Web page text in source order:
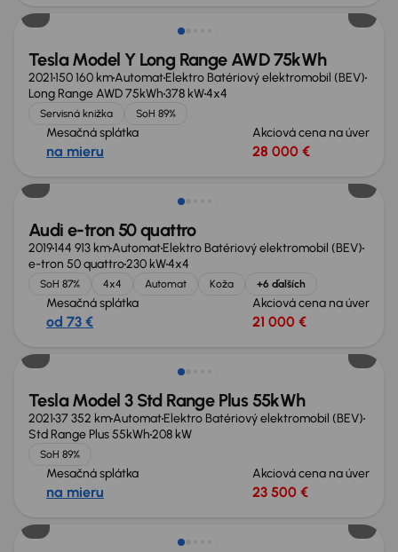
Tesla Model Y Long Range AWD 75kWh
2021150 160 kmAutomatElektro Batériový elektromobil (BEV)
Long Range AWD 75kWh378 kW4x4
Servisná knižka SoH 89%
Mesačná splátka
na mieru
Akciová cena na úver
28 000 €
Zlacnené o 600 €
Audi e-tron 50 quattro
2019144 913 kmAutomatElektro Batériový elektromobil (BEV)
e-tron 50 quattro230 kW4x4
SoH 87% 4x4 Automat Koža +6 ďalších
Mesačná splátka
od 73 €
Akciová cena na úver
21 000 €
Tesla Model 3 Std Range Plus 55kWh
202137 352 kmAutomatElektro Batériový elektromobil (BEV)
Std Range Plus 55kWh208 kW
SoH 89%
Mesačná splátka
na mieru
Akciová cena na úver
23 500 €
Možnosť odpočtu DPH